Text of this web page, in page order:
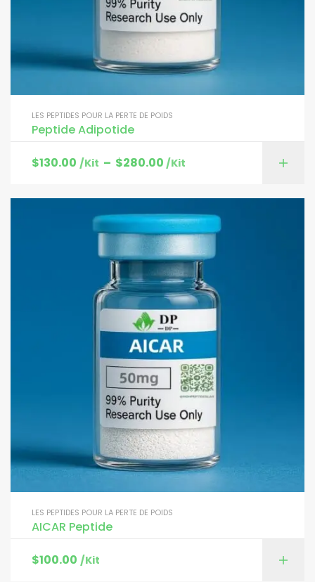
LES PEPTIDES POUR LA PERTE DE POIDS
Peptide Adipotide
$130.00 /Kit – $280.00 /Kit
LES PEPTIDES POUR LA PERTE DE POIDS
AICAR Peptide
$100.00 /Kit